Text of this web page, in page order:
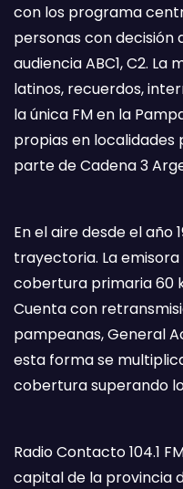
con los programa
personas con decisión
audiencia ABC1, C2. La
latinos, recuerdos,
la única FM en la
propias en localidades
parte de Cadena 3
En el aire desde el año
trayectoria. La
cobertura primaria 60
Cuenta con
pampeanas, General
esta forma se
cobertura superando
Radio Contacto 104.1
capital de la provincia